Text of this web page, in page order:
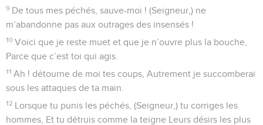
9 De tous mes péchés, sauve-moi ! (Seigneur,) ne
m’abandonne pas aux outrages des insensés !
10 Voici que je reste muet et que je n’ouvre plus la bouche,
Parce que c’est toi qui agis.
11 Ah ! détourne de moi tes coups, Autrement je succomberai
sous les attaques de ta main.
12 Lorsque tu punis les péchés, (Seigneur,) tu corriges les
hommes, Et tu détruis comme la teigne Leurs désirs les plus